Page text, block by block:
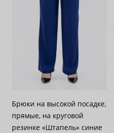
Брюки на высокой посадке,
прямые, на круговой
резинке «Штапель» синие